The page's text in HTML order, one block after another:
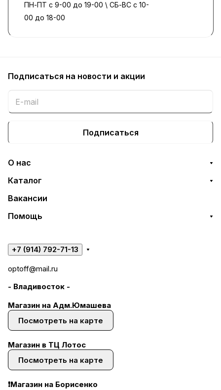
ПН-ПТ с 9-00 до 19-00 \ СБ-ВС с 10-
00 до 18-00
Подписаться на новости и акции
Подписаться
О нас
Каталог
Вакансии
Помощь
+7 (914) 792-71-13
optoff@mail.ru
- Владивосток -
Магазин на Адм.Юмашева
Посмотреть на карте
Магазин в ТЦ Лотос
Посмотреть на карте
❗Магазин на Борисенко